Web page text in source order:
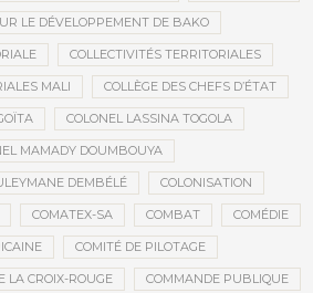
LE DÉVELOPPEMENT DE BAKO
COLLECTIVITÉS TERRITORIALES
MALI COLLÈGE DES CHEFS D’ÉTAT
COLONEL LASSINA TOGOLA
MAMADY DOUMBOUYA
DEMBÉLÉ COLONISATION
COMATEX-SA COMBAT COMÉDIE
COMITÉ DE PILOTAGE
LA CROIX-ROUGE COMMANDE PUBLIQUE